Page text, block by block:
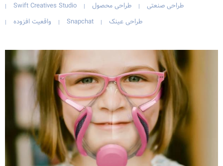
طراحی صنعتی | طراحی محصول |
Swift Creatives Studio
|
طراحی عینک |
Snapchat
| واقعیت افزوده |